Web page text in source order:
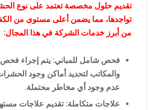
تقديم حلول مخصصة تعتمد على نوع
تواجدها، مما يضمن أعلى مستوى من
من أبرز خدمات الشركة في هذا المجال:
فحص شامل للمباني: يتم إجراء فحص
والمكاتب لتحديد أماكن وجود
عدم وجود أي مخاطر محتملة.
علاجات متكاملة: تقديم علاجات